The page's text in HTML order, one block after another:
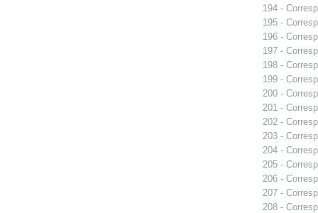
194 -
195 -
196 -
197 -
198 -
199 -
200 -
201 -
202 -
203 -
204 -
205 -
206 -
207 -
208 -